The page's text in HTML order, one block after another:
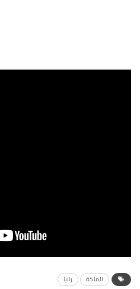
الملكة رانيا